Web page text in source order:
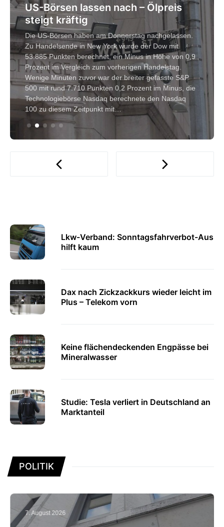
US-Börsen lassen nach – Ölpreis
steigt kräftig
Die US-Börsen haben am Donnerstag nachgelassen.
Zu Handelsende in New York wurde der Dow mit
53.885 Punkten berechnet, ein Minus in Höhe von 0,9
Prozent im Vergleich zum vorherigen Handelstag.
Wenige Minuten zuvor war der breiter gefasste S&P
500 mit rund 7.710 Punkten 0,2 Prozent im Minus, die
Technologiebörse Nasdaq berechnete den Nasdaq
100 zu diesem Zeitpunkt mit…
Lkw-Verband: Sonntagsfahrverbot-Aus
hilft kaum
Dax nach Zickzackkurs wieder leicht im
Plus – Telekom vorn
Keine flächendeckenden Engpässe bei
Mineralwasser
Studie: Tesla verliert in Deutschland an
Marktanteil
POLITIK
7. August 2026